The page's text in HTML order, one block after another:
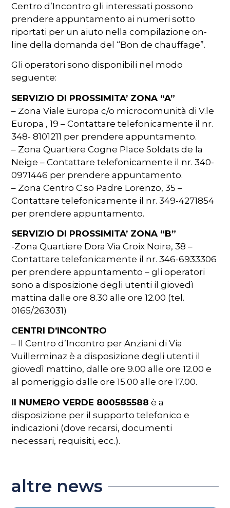
Centro d’Incontro gli interessati possono
prendere appuntamento ai numeri sotto
riportati per un aiuto nella compilazione on-
line della domanda del “Bon de chauffage”.
Gli operatori sono disponibili nel modo
seguente:
SERVIZIO DI PROSSIMITA’ ZONA “A”
– Zona Viale Europa c/o microcomunità di V.le
Europa , 19 – Contattare telefonicamente il nr.
348- 8101211 per prendere appuntamento.
– Zona Quartiere Cogne Place Soldats de la
Neige – Contattare telefonicamente il nr. 340-
0971446 per prendere appuntamento.
– Zona Centro C.so Padre Lorenzo, 35 –
Contattare telefonicamente il nr. 349-4271854
per prendere appuntamento.
SERVIZIO DI PROSSIMITA’ ZONA “B”
-Zona Quartiere Dora Via Croix Noire, 38 –
Contattare telefonicamente il nr. 346-6933306
per prendere appuntamento – gli operatori
sono a disposizione degli utenti il giovedì
mattina dalle ore 8.30 alle ore 12.00 (tel.
0165/263031)
CENTRI D’INCONTRO
– Il Centro d’Incontro per Anziani di Via
Vuillerminaz è a disposizione degli utenti il
giovedì mattino, dalle ore 9.00 alle ore 12.00 e
al pomeriggio dalle ore 15.00 alle ore 17.00.
Il NUMERO VERDE 800585588 è a
disposizione per il supporto telefonico e
indicazioni (dove recarsi, documenti
necessari, requisiti, ecc.).
altre news